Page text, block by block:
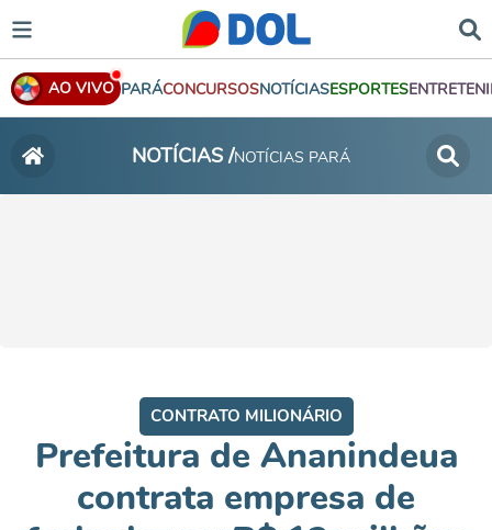
AO VIVO PARÁCONCURSOSNOTÍCIASESPORTES
NOTÍCIAS /NOTÍCIAS PARÁ
CONTRATO MILIONÁRIO
Prefeitura de Ananindeua
contrata empresa de